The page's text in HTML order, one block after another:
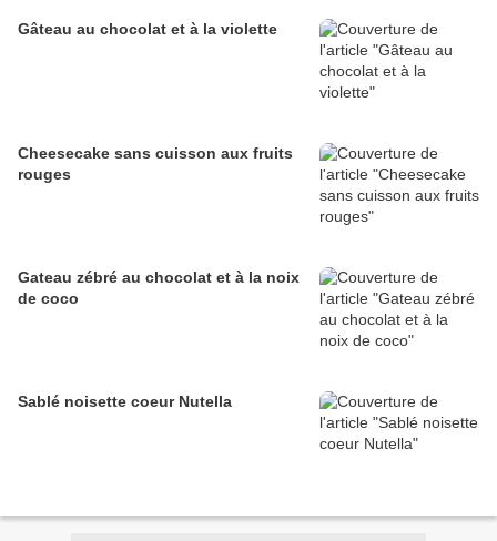
Gâteau au chocolat et à la violette
Cheesecake sans cuisson aux fruits
rouges
Gateau zébré au chocolat et à la noix
de coco
Sablé noisette coeur Nutella